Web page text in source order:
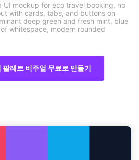
UI mockup for eco travel booking, no
with cards, tabs, and buttons on
deep green and fresh mint, blue
whitespace, modern rounded
팔레트 비주얼 무료로 만들기